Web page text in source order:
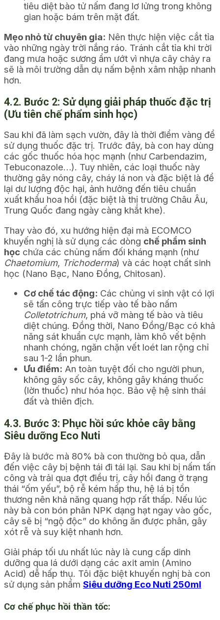
tiêu diệt bào tử nấm đang lơ lửng trong không
gian hoặc bám trên mặt đất.
Mẹo nhỏ từ chuyên gia: Nên thực hiện việc cắt tỉa
vào những ngày trời nắng ráo. Tránh cắt tỉa khi trời
đang mưa hoặc sương ẩm ướt vì nhựa cây chảy ra
sẽ là môi trường dẫn dụ nấm bệnh xâm nhập nhanh
hơn.
4.2. Bước 2: Sử dụng giải pháp thuốc đặc trị
(Ưu tiên chế phẩm sinh học)
Sau khi đã làm sạch vườn, đây là thời điểm vàng để
sử dụng thuốc đặc trị. Trước đây, bà con hay dùng
các gốc thuốc hóa học mạnh (như Carbendazim,
Tebuconazole…). Tuy nhiên, các loại thuốc này
thường gây nóng cây, cháy lá non và đặc biệt là để
lại dư lượng độc hại, ảnh hưởng đến tiêu chuẩn
xuất khẩu hoa hồi (đặc biệt là thị trường Châu Âu,
Trung Quốc đang ngày càng khắt khe).
Thay vào đó, xu hướng hiện đại mà ECOMCO
khuyến nghị là sử dụng các dòng chế phẩm sinh
học chứa các chủng nấm đối kháng mạnh (như
Chaetomium, Trichoderma) và các hoạt chất sinh
học (Nano Bạc, Nano Đồng, Chitosan).
Cơ chế tác động: Các chủng vi sinh vật có lợi
sẽ tấn công trực tiếp vào tế bào nấm
Colletotrichum, phá vỡ màng tế bào và tiêu
diệt chúng. Đồng thời, Nano Đồng/Bạc có khả
năng sát khuẩn cực mạnh, làm khô vết bệnh
nhanh chóng, ngăn chặn vết loét lan rộng chỉ
sau 1-2 lần phun.
Ưu điểm: An toàn tuyệt đối cho người phun,
không gây sốc cây, không gây kháng thuốc
(lờn thuốc) như hóa học. Bảo vệ hệ sinh thái
đất và thiên địch.
4.3. Bước 3: Phục hồi sức khỏe cây bằng
Siêu dưỡng Eco Nuti
Đây là bước mà 80% bà con thường bỏ qua, dẫn
đến việc cây bị bệnh tái đi tái lại. Sau khi bị nấm tấn
công và trải qua đợt điều trị, cây hồi đang ở trạng
thái “ốm yếu”, bộ rễ kém hấp thu, hệ lá bị tổn
thương nên khả năng quang hợp rất thấp. Nếu lúc
này bà con bón phân NPK dạng hạt ngay vào gốc,
cây sẽ bị “ngộ độc” do không ăn được phân, gây
xót rễ và suy kiệt nhanh hơn.
Giải pháp tối ưu nhất lúc này là cung cấp dinh
dưỡng qua lá dưới dạng các axit amin (Amino
Acid) dễ hấp thụ. Tôi đặc biệt khuyến nghị bà con
sử dụng sản phẩm Siêu dưỡng Eco Nuti 250ml
Cơ chế phục hồi thần tốc: